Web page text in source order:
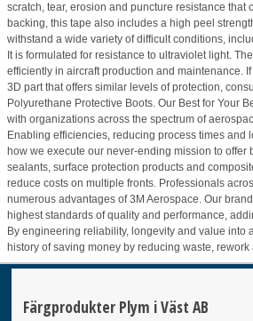
scratch, tear, erosion and puncture resistance that
backing, this tape also includes a high peel
withstand a wide variety of difficult conditions,
It is formulated for resistance to ultraviolet light.
efficiently in aircraft production and maintenance. If
3D part that offers similar levels of protection,
Polyurethane Protective Boots. Our Best for Your
with organizations across the spectrum of
Enabling efficiencies, reducing process times and
how we execute our never-ending mission to offer
sealants, surface protection products and
reduce costs on multiple fronts. Professionals
numerous advantages of 3M Aerospace. Our
highest standards of quality and performance,
By engineering reliability, longevity and value into
history of saving money by reducing waste, rework
Färgprodukter Plym i Väst AB